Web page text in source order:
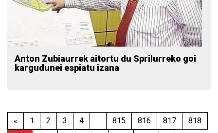
Anton Zubiaurrek aitortu du Sprilurreko goi
kargudunei espiatu izana
« 1 2 3 4 ... 815 816 817
818